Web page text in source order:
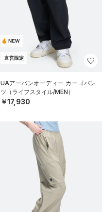
NEW
直営限定
UAアーバンオーディー カーゴパン
ツ（ライフスタイル/MEN）
￥17,930